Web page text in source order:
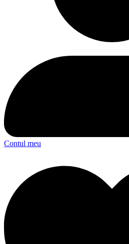
Contul meu